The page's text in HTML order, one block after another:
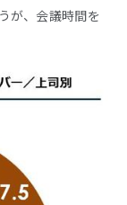
が、会議時間を